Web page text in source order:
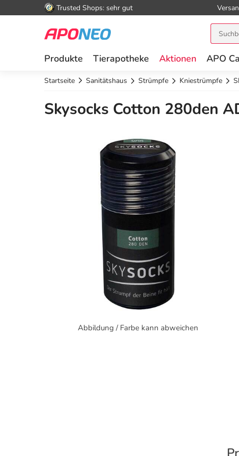
Trusted Shops: sehr gut
Produkte Tierapotheke Aktionen APO
Startseite Sanitätshaus Strümpfe Kniestrümpfe
Skysocks Cotton 280den
Abbildung / Farbe kann abweichen